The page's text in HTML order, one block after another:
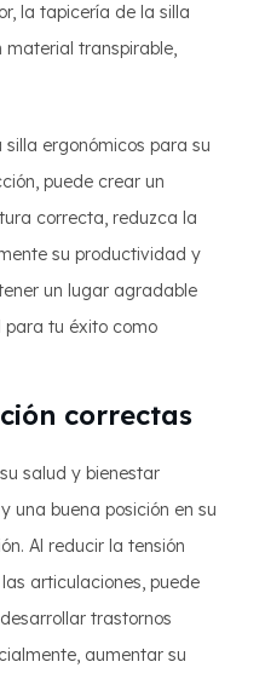
la tapicería de la silla
material transpirable,
ergonómicos para su
puede crear un
correcta, reduzca la
su productividad y
un lugar agradable
tu éxito como
correctas
salud y bienestar
una buena posición en su
Al reducir la tensión
articulaciones, puede
trastornos
aumentar su